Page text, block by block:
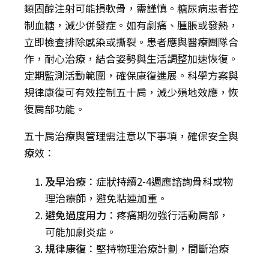
類固醇注射可能損軟骨，需謹慎。糖尿病患者控
制血糖，減少併發症。如有劇痛、腫脹或發熱，
立即檢查排除感染或撕裂。患者應與醫療團隊合
作，耐心治療，結合姿勢與生活調整加速恢復。
定期監測活動範圍，確保康復進展。科學方案與
規律康復可有效控制五十肩，減少殞地效應，恢
復肩部功能。
五十肩治療與管理需注意以下事項，確保安全與
療效：
及早治療 ：症狀持續2-4週應諮詢骨科或物
理治療師，避免粘連加重。
避免過度用力 ：疼痛期勿強行活動肩部，
可能加劇炎症。
規律康復 ：堅持物理治療計劃，間斷治療